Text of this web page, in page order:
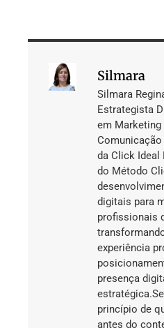
Silmara
Silmara
Estrategista
em
Comunicação
da Click Ideal
do Método
digitais para
profissionais
experiência
presença
princípio de
antes do